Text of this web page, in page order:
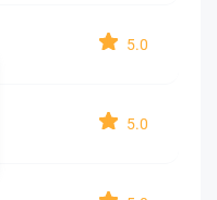
5.0
5.0